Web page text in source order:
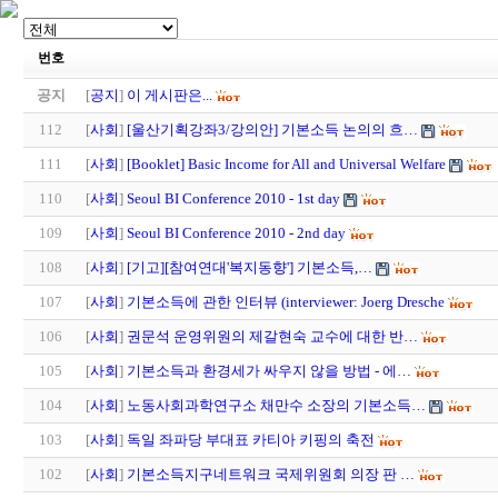
번호
공지 [공지] 이 게시판은...
112 [사회] [울산기획강좌3/강의안] 기본소득 논의의 흐…
111 [사회] [Booklet] Basic Income for All and Universal Welfare
110 [사회] Seoul BI Conference 2010 - 1st day
109 [사회] Seoul BI Conference 2010 - 2nd day
108 [사회] [기고][참여연대'복지동향'] 기본소득,…
107 [사회] 기본소득에 관한 인터뷰 (interviewer: Joerg Dresche
106 [사회] 권문석 운영위원의 제갈현숙 교수에 대한 반…
105 [사회] 기본소득과 환경세가 싸우지 않을 방법 - 에…
104 [사회] 노동사회과학연구소 채만수 소장의 기본소득…
103 [사회] 독일 좌파당 부대표 카티아 키핑의 축전
102 [사회] 기본소득지구네트워크 국제위원회 의장 판 …